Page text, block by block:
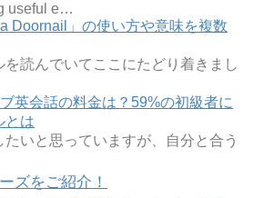
useful e…
a Doornail」の使い方や意味を複数
を読んでいてここにたどり着きまし
英会話の料金は？59%の初級者に
とは
いと思っていますが、自分と合う
ズをご紹介！